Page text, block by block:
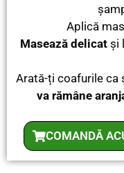
Aplică
Masează delicatși
Arată-ți coafurile ca
va rămâne
COMANDĂ